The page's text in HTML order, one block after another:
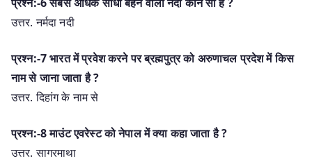
उत्तर. नर्मदा नदी
प्रश्न:-7 भारत में प्रवेश करने पर ब्रह्मपुत्र को अरुणाचल प्रदेश में किस
नाम से जाना जाता है ?
उत्तर. दिहांग के नाम से
प्रश्न:-8 माउंट एवरेस्ट को नेपाल में क्या कहा जाता है ?
उत्तर. सागरमाथा